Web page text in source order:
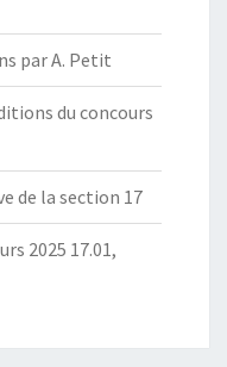
par A. Petit
du concours
de la section 17
2025 17.01,